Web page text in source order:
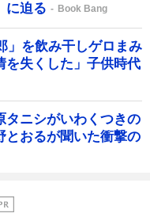
に迫る
Book Bang
」を飲み干しゲロまみ
失くした」子供時代
タニシがいわくつきの
おるが聞いた衝撃の